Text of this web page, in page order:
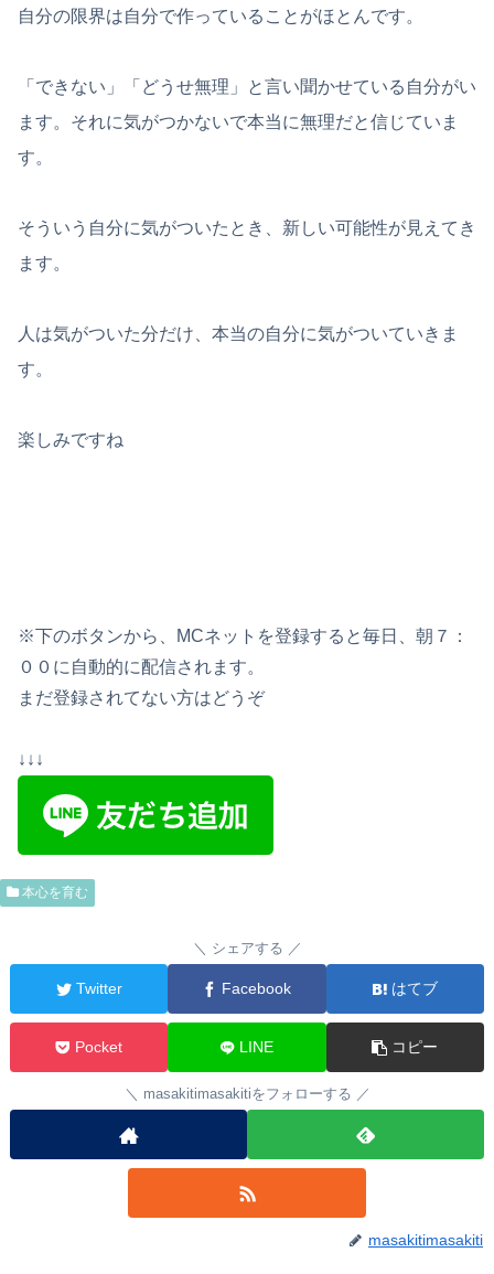
自分の限界は自分で作っていることがほとんです。
「できない」「どうせ無理」と言い聞かせている自分がい
ます。それに気がつかないで本当に無理だと信じていま
す。
そういう自分に気がついたとき、新しい可能性が見えてき
ます。
人は気がついた分だけ、本当の自分に気がついていきま
す。
楽しみですね
※下のボタンから、MCネットを登録すると毎日、朝７：
００に自動的に配信されます。
まだ登録されてない方はどうぞ
↓↓↓
本心を育む
シェアする
Twitter Facebook はてブ
Pocket LINE コピー
masakitimasakitiをフォローする
masakitimasakiti